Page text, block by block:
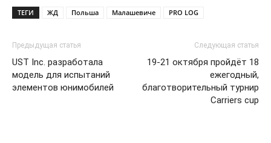
ТЕГИ ЖД Польша Малашевиче PRO LOG
Предыдущая статья
UST Inc. разработала
модель для испытаний
элементов юнимобилей
Следующая статья
19-21 октября пройдёт 18
ежегодный,
благотворительный турнир
Сarriers cup